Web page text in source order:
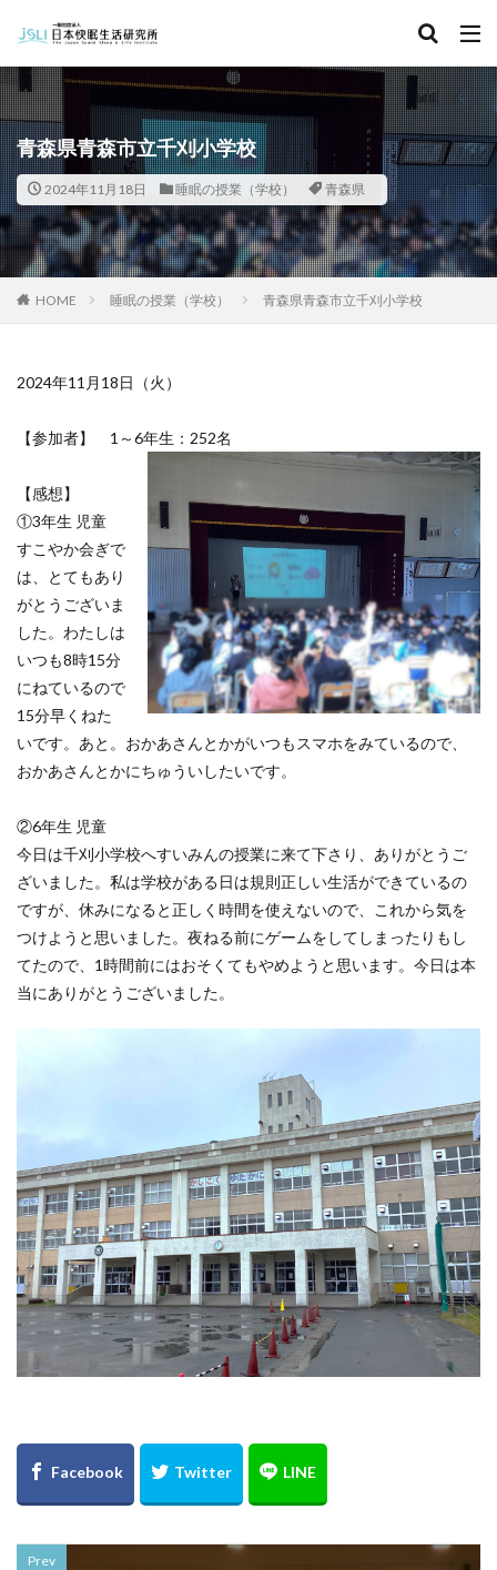
青森県青森市立千刈小学校
2024年11月18日 睡眠の授業（学校） 青森県
HOME 睡眠の授業（学校） 青森県青森市立千刈小学校
2024年11月18日（火）
【参加者】 1～6年生：252名
【感想】
①3年生 児童
すこやか会ぎで
は、とてもあり
がとうございま
した。わたしは
いつも8時15分
にねているので
15分早くねた
いです。あと。おかあさんとかがいつもスマホをみているので、
おかあさんとかにちゅういしたいです。
②6年生 児童
今日は千刈小学校へすいみんの授業に来て下さり、ありがとうご
ざいました。私は学校がある日は規則正しい生活ができているの
ですが、休みになると正しく時間を使えないので、これから気を
つけようと思いました。夜ねる前にゲームをしてしまったりもし
てたので、1時間前にはおそくてもやめようと思います。今日は本
当にありがとうございました。
Prev
カテゴリー
タグ
北海道 青森県 秋田県 茨城県
埼玉県
千葉県
東京都 富山県 石川県
福井県
長野県
滋賀県 京都府 島根県
山口県